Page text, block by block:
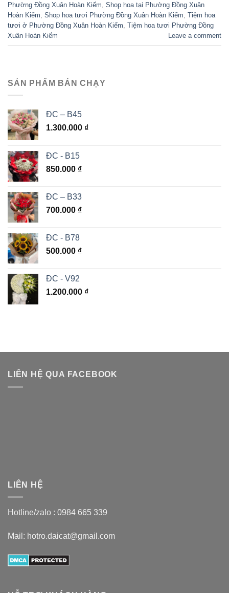
Phường Đồng Xuân Hoàn Kiếm Shop hoa tại Phường Đồng Xuân
Hoàn Kiếm Shop hoa tươi Phường Đồng Xuân Hoàn Kiếm Tiệm hoa
tươi ở Phường Đồng Xuân Hoàn Kiếm Tiệm hoa tươi Phường Đồng
Xuân Hoàn Kiếm
Leave a comment
SẢN PHẨM BÁN CHẠY
ĐC – B45
1.300.000 ₫
ĐC - B15
850.000 ₫
ĐC – B33
700.000 ₫
ĐC - B78
500.000 ₫
ĐC - V92
1.200.000 ₫
LIÊN HỆ QUA FACEBOOK
LIÊN HỆ
Hotline/zalo : 0984 665 339
Mail: hotro.daicat@gmail.com